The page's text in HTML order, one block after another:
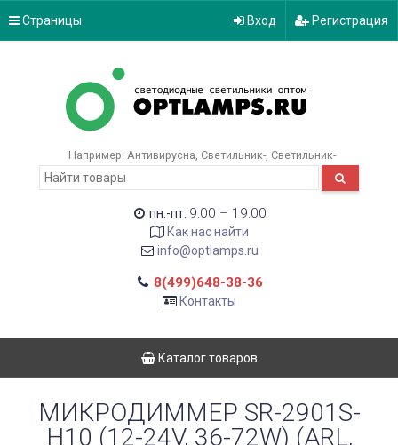
Страницы Вход Регистрация
Например: Антивирусна Светильник- Светильник-
пн.-пт. 9:00 – 19:00
Как нас найти
info@optlamps.ru
8(499)648-38-36
Контакты
Каталог товаров
МИКРОДИММЕР SR-2901S-
H10 (12-24V, 36-72W) (ARL,